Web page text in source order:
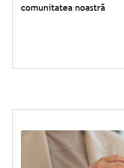
comunitatea noastră